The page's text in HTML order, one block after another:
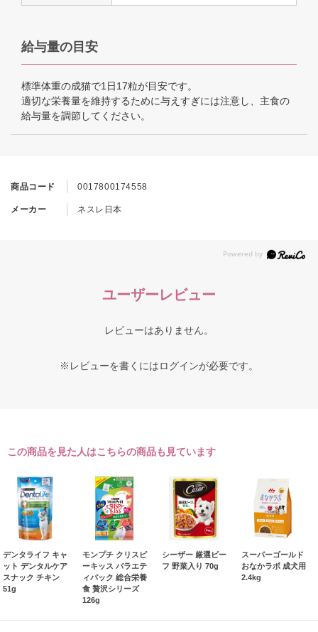
商品コード 0017800174558
メーカー ネスレ日本
給与量の目安
標準体重の成猫で1日17粒が目安です。
適切な栄養量を維持するために与えすぎには注意し、主食の
給与量を調節してください。
ユーザーレビュー
レビューはありません。
※レビューを書くにはログインが必要です。
この商品を見た人はこちらの商品も見ています
デンタライフ キャ
ット デンタルケア
スナック チキン
51g
モンプチ クリスピ
ーキッス バラエテ
ィパック 総合栄養
食 贅沢シリーズ
126g
シーザー 厳選ビー
フ 野菜入り 70g
スーパーゴールド
おなかラボ 成犬用
2.4kg